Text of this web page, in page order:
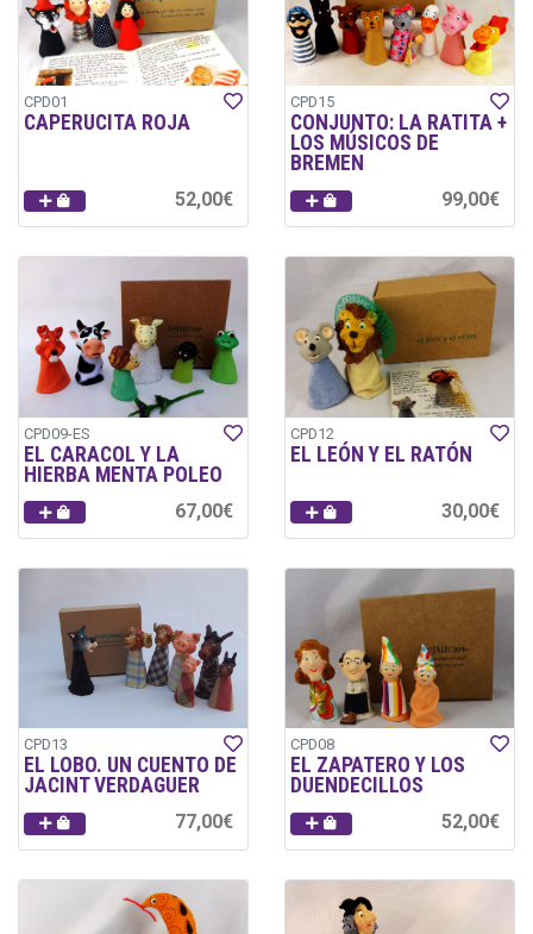
CPD01
CAPERUCITA ROJA
52,00€
CPD15
CONJUNTO: LA RATITA +
LOS MÚSICOS DE
BREMEN
99,00€
CPD09-ES
EL CARACOL Y LA
HIERBA MENTA POLEO
67,00€
CPD12
EL LEÓN Y EL RATÓN
30,00€
CPD13
EL LOBO. UN CUENTO DE
JACINT VERDAGUER
77,00€
CPD08
EL ZAPATERO Y LOS
DUENDECILLOS
52,00€